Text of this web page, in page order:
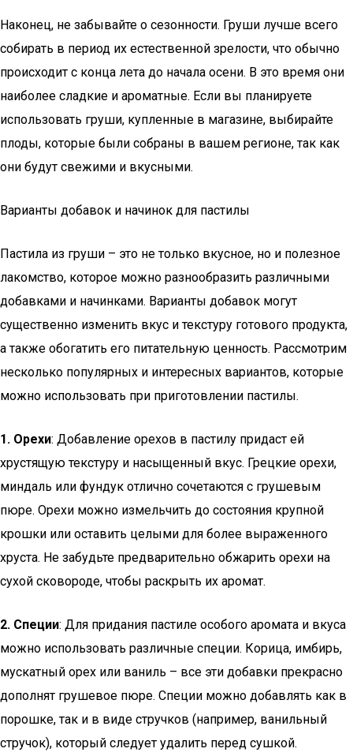
Наконец, не забывайте о сезонности. Груши лучше всего
собирать в период их естественной зрелости, что обычно
происходит с конца лета до начала осени. В это время они
наиболее сладкие и ароматные. Если вы планируете
использовать груши, купленные в магазине, выбирайте
плоды, которые были собраны в вашем регионе, так как
они будут свежими и вкусными.
Варианты добавок и начинок для пастилы
Пастила из груши – это не только вкусное, но и полезное
лакомство, которое можно разнообразить различными
добавками и начинками. Варианты добавок могут
существенно изменить вкус и текстуру готового продукта,
а также обогатить его питательную ценность. Рассмотрим
несколько популярных и интересных вариантов, которые
можно использовать при приготовлении пастилы.
1. Орехи: Добавление орехов в пастилу придаст ей
хрустящую текстуру и насыщенный вкус. Грецкие орехи,
миндаль или фундук отлично сочетаются с грушевым
пюре. Орехи можно измельчить до состояния крупной
крошки или оставить целыми для более выраженного
хруста. Не забудьте предварительно обжарить орехи на
сухой сковороде, чтобы раскрыть их аромат.
2. Специи: Для придания пастиле особого аромата и вкуса
можно использовать различные специи. Корица, имбирь,
мускатный орех или ваниль – все эти добавки прекрасно
дополнят грушевое пюре. Специи можно добавлять как в
порошке, так и в виде стручков (например, ванильный
стручок), который следует удалить перед сушкой.